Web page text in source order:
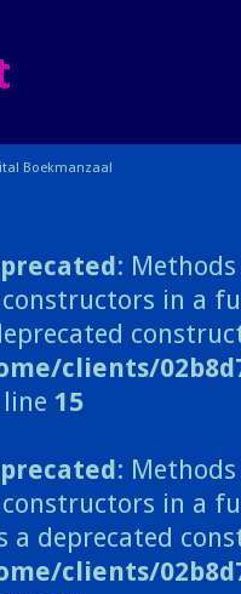
Boekmanzaal
:
constructors in a
clients/
15
:
constructors in a
a deprecated
clients/